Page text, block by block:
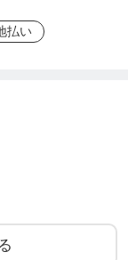
払い